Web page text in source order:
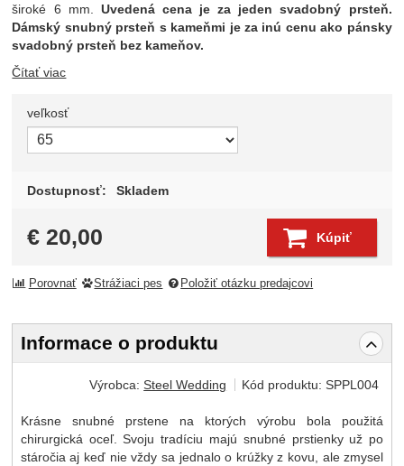
široké 6 mm. Uvedená cena je za jeden svadobný prsteň.
Dámský snubný prsteň s kameňmi je za inú cenu ako pánsky
svadobný prsteň bez kameňov.
Čítať viac
Zvoľte variant
veľkosť
Dostupnosť: Skladem
€ 20,00 Kúpiť
Porovnať Strážiaci pes Položiť otázku predajcovi
Informace o produktu
Výrobca:Steel Wedding Kód produktu:SPPL004
Krásne snubné prstene na ktorých výrobu bola použitá
chirurgická oceľ. Svoju tradíciu majú snubné prstienky už po
stáročia aj keď nie vždy sa jednalo o krúžky z kovu, ale zmysel